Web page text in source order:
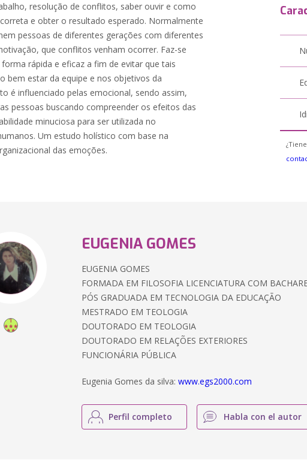
resolução de conflitos, saber ouvir e como
e obter o resultado esperado. Normalmente
pessoas de diferentes gerações com diferentes
que conflitos venham ocorrer. Faz-se
rápida e eficaz a fim de evitar que tais
bem estar da equipe e nos objetivos da
é influenciado pelas emocional, sendo assim,
pessoas buscando compreender os efeitos das
minuciosa para ser utilizada no
Um estudo holístico com base na
das emoções.
EUGENIA GOMES
EUGENIA GOMES
FORMADA EM FILOSOFIA LICENCIATURA COM
PÓS GRADUADA EM TECNOLOGIA DA EDUCAÇÃO
MESTRADO EM TEOLOGIA
DOUTORADO EM TEOLOGIA
DOUTORADO EM RELAÇÕES EXTERIORES
FUNCIONÁRIA PÚBLICA
Eugenia Gomes da silva:www.egs2000.com
Perfil completo Habla con el autor